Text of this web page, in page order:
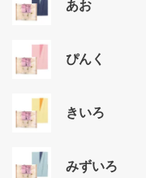
あお
ぴんく
きいろ
みずいろ